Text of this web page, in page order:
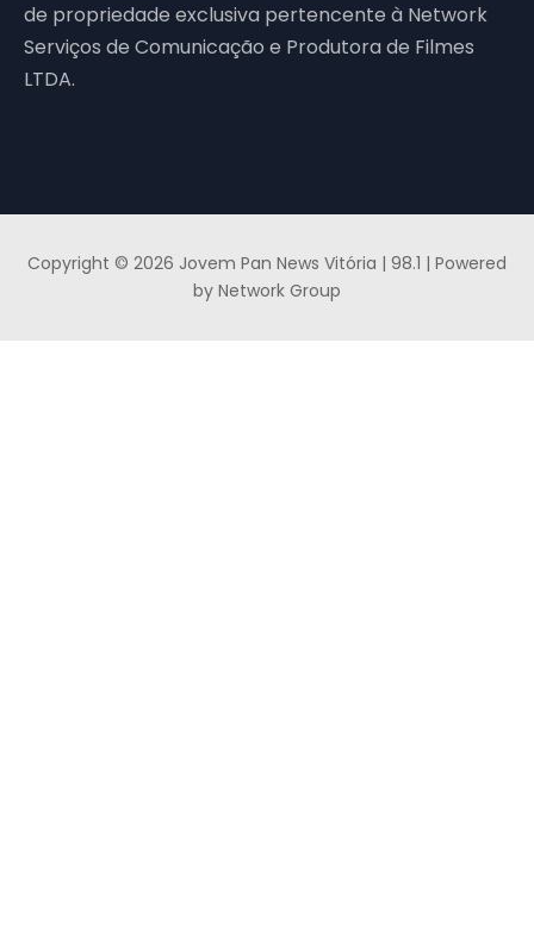
de propriedade exclusiva pertencente à Network
Serviços de Comunicação e Produtora de Filmes
LTDA.
Copyright © 2026 Jovem Pan News Vitória | 98.1 | Powered
by Network Group